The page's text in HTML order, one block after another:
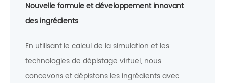
Nouvelle formule et développement innovant
des ingrédients
En utilisant le calcul de la simulation et les
technologies de dépistage virtuel, nous
concevons et dépistons les ingrédients avec